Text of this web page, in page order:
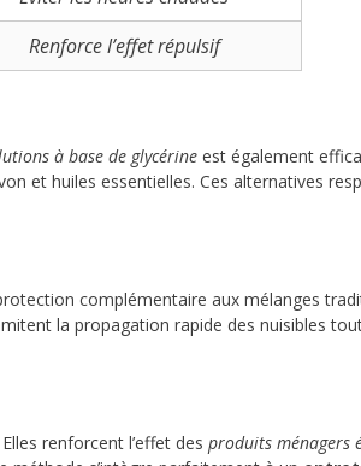
Renforce l’effet répulsif
à base de glycérineest également
et huiles essentielles. Ces alternatives
complémentaire aux mélanges
la propagation rapide des nuisibles
renforcent l’effet des produits ménagers